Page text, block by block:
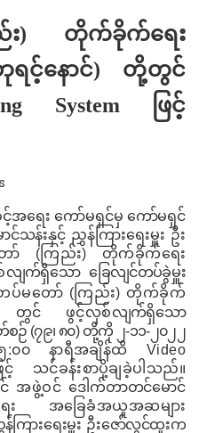
း) တိုက်ခိုက်ရေး
ရင့်နောင်) တို့တွင်
System ဖြင့်
င့်အရေး ကော်မရှင်မှ ကော်မရှင်
သန်းနှင့် ညွှန်ကြားရေးမှူး ဦး
ာ် ( ကြည်း) တိုက်ခိုက်ရေး
လျက်ရှိသော ခြေလျင်တပ်ခွဲမှူး
ပ်မတော် ( ကြည်း) တိုက်ခိုက်
တွင် ဖွင့်လှစ်လျက်ရှိသော
စဉ် (၇၉၊ ၈၀)တို့ကို ၂-၁၁-၂၀၂၂
:၀၀ နာရီအချိန်ထိ Video
ြင့် သင်ခန်းစာပို့ချခဲ့ပါသည်။
အဖွဲ့ဝင် ဒေါက်တာတင်မောင်
အခြေခံအယူအဆများ
ကြားရေးမှူး ဦးဇော်လွင်ထူးက